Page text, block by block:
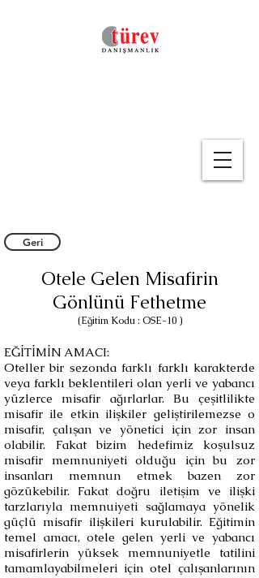
Geri
Otele Gelen Misafirin
Gönlünü Fethetme
(Eğitim Kodu : OSE-10 )
EĞİTİMİN AMACI:
Oteller bir sezonda farklı farklı karakterde
veya farklı beklentileri olan yerli ve yabancı
yüzlerce misafir ağırlarlar. Bu çeşitlilikte
misafir ile etkin ilişkiler geliştirilemezse o
misafir, çalışan ve yönetici için zor insan
olabilir. Fakat bizim hedefimiz koşulsuz
misafir memnuniyeti olduğu için bu zor
insanları memnun etmek bazen zor
gözükebilir. Fakat doğru iletişim ve ilişki
tarzlarıyla memnuiyeti sağlamaya yönelik
güçlü misafir ilişkileri kurulabilir. Eğitimin
temel amacı, otele gelen yerli ve yabancı
misafirlerin yüksek memnuniyetle tatilini
tamamlayabilmeleri için otel çalışanlarının